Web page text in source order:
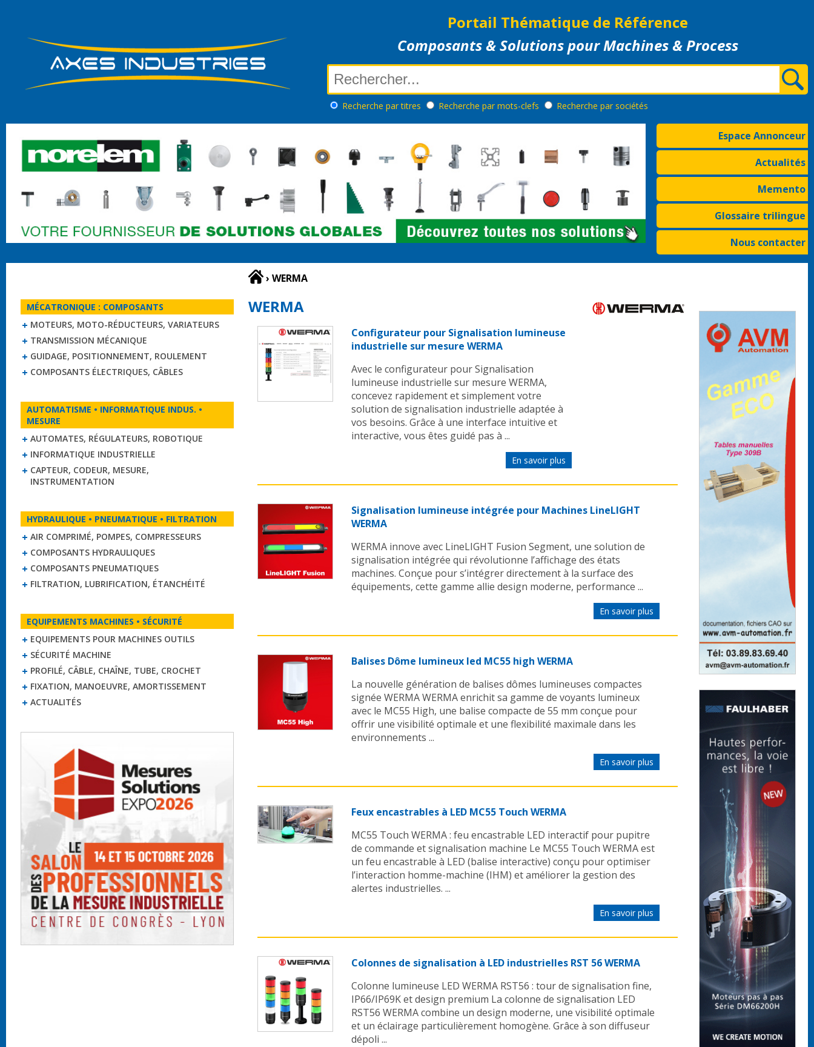
Portail Thématique de Référence
Composants & Solutions pour Machines & Process
Recherche par titres Recherche par mots-clefs Recherche par sociétés
Espace Annonceur
Actualités
Memento
Glossaire trilingue
Nous contacter
MÉCATRONIQUE : COMPOSANTS
MOTEURS, MOTO-RÉDUCTEURS, VARIATEURS
TRANSMISSION MÉCANIQUE
GUIDAGE, POSITIONNEMENT, ROULEMENT
COMPOSANTS ÉLECTRIQUES, CÂBLES
AUTOMATISME • INFORMATIQUE INDUS. •
MESURE
AUTOMATES, RÉGULATEURS, ROBOTIQUE
INFORMATIQUE INDUSTRIELLE
CAPTEUR, CODEUR, MESURE,
INSTRUMENTATION
HYDRAULIQUE • PNEUMATIQUE • FILTRATION
AIR COMPRIMÉ, POMPES, COMPRESSEURS
COMPOSANTS HYDRAULIQUES
COMPOSANTS PNEUMATIQUES
FILTRATION, LUBRIFICATION, ÉTANCHÉITÉ
EQUIPEMENTS MACHINES • SÉCURITÉ
EQUIPEMENTS POUR MACHINES OUTILS
SÉCURITÉ MACHINE
PROFILÉ, CÂBLE, CHAÎNE, TUBE, CROCHET
FIXATION, MANOEUVRE, AMORTISSEMENT
ACTUALITÉS
› WERMA
WERMA
Configurateur pour Signalisation lumineuse
industrielle sur mesure WERMA
Avec le configurateur pour Signalisation
lumineuse industrielle sur mesure WERMA,
concevez rapidement et simplement votre
solution de signalisation industrielle adaptée à
vos besoins. Grâce à une interface intuitive et
interactive, vous êtes guidé pas à ...
En savoir plus
Signalisation lumineuse intégrée pour Machines LineLIGHT
WERMA
WERMA innove avec LineLIGHT Fusion Segment, une solution de
signalisation intégrée qui révolutionne l’affichage des états
machines. Conçue pour s’intégrer directement à la surface des
équipements, cette gamme allie design moderne, performance ...
En savoir plus
Balises Dôme lumineux led MC55 high WERMA
La nouvelle génération de balises dômes lumineuses compactes
signée WERMA WERMA enrichit sa gamme de voyants lumineux
avec le MC55 High, une balise compacte de 55 mm conçue pour
offrir une visibilité optimale et une flexibilité maximale dans les
environnements ...
En savoir plus
Feux encastrables à LED MC55 Touch WERMA
MC55 Touch WERMA : feu encastrable LED interactif pour pupitre
de commande et signalisation machine Le MC55 Touch WERMA est
un feu encastrable à LED (balise interactive) conçu pour optimiser
l’interaction homme-machine (IHM) et améliorer la gestion des
alertes industrielles. ...
En savoir plus
Colonnes de signalisation à LED industrielles RST 56 WERMA
Colonne lumineuse LED WERMA RST56 : tour de signalisation fine,
IP66/IP69K et design premium La colonne de signalisation LED
RST56 WERMA combine un design moderne, une visibilité optimale
et un éclairage particulièrement homogène. Grâce à son diffuseur
dépoli ...